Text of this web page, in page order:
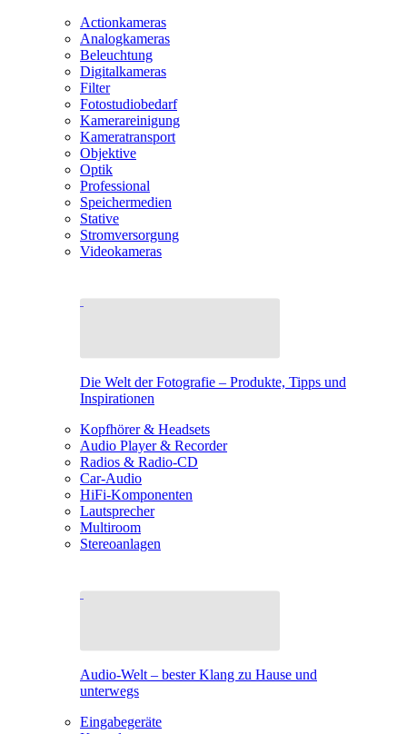
Actionkameras
Analogkameras
Beleuchtung
Digitalkameras
Filter
Fotostudiobedarf
Kamerareinigung
Kameratransport
Objektive
Optik
Professional
Speichermedien
Stative
Stromversorgung
Videokameras
Die Welt der Fotografie – Produkte, Tipps und
Inspirationen
Kopfhörer & Headsets
Audio Player & Recorder
Radios & Radio-CD
Car-Audio
HiFi-Komponenten
Lautsprecher
Multiroom
Stereoanlagen
Audio-Welt – bester Klang zu Hause und
unterwegs
Eingabegeräte